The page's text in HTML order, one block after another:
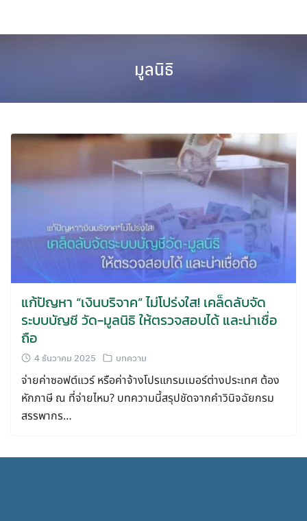
มูลนิธิ
แก้ปัญหา “เงินบริจาค” ไม่โปร่งใส! เคล็ดลับจัด
ระบบบัญชี วัด-มูลนิธิ ให้ตรวจสอบได้ และน่าเชื่อ
ถือ
4 ธันวาคม 2025 บทความ
จ่ายค่าซอฟต์แวร์ หรือค่าจ้างโปรแกรมเมอร์ต่างประเทศ ต้อง
หักภาษี ณ ที่จ่ายไหม? บทความนี้สรุปชัดจากคำวินิจฉัยกรม
สรรพากร…